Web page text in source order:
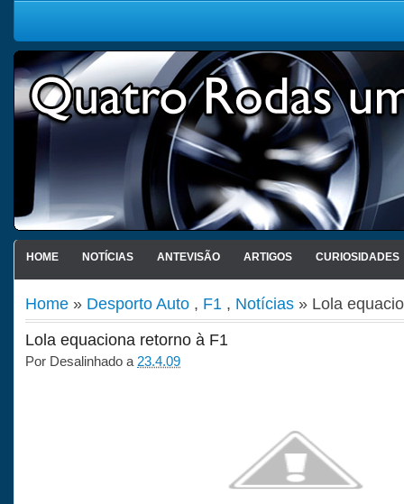
HOME NOTÍCIAS ANTEVISÃO ARTIGOS CURIOSIDADES
Home » Desporto Auto , F1 , Notícias » Lola
Lola equaciona retorno à F1
Por Desalinhado a 23.4.09